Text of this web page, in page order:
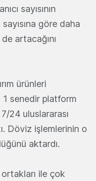
sayısının
göre daha
artacağını
ürünleri
senedir platform
24 uluslararası
Döviz işlemlerinin o
aktardı.
ortakları ile çok